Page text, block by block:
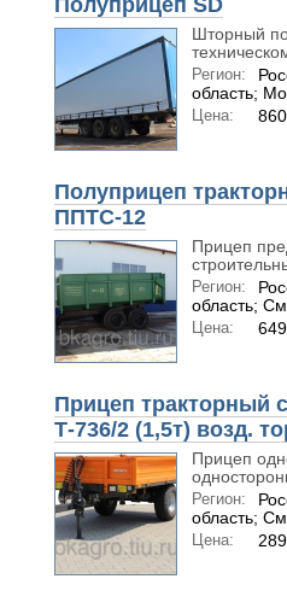
Полуприцеп SD
Шторный
Регион:
область;
Цена:
Полуприцеп
ППТС-12
Прицеп
Регион:
область;
Цена:
Прицеп тракторный
Т-736/2 (1,5т) возд.
Прицеп
Регион:
область;
Цена: